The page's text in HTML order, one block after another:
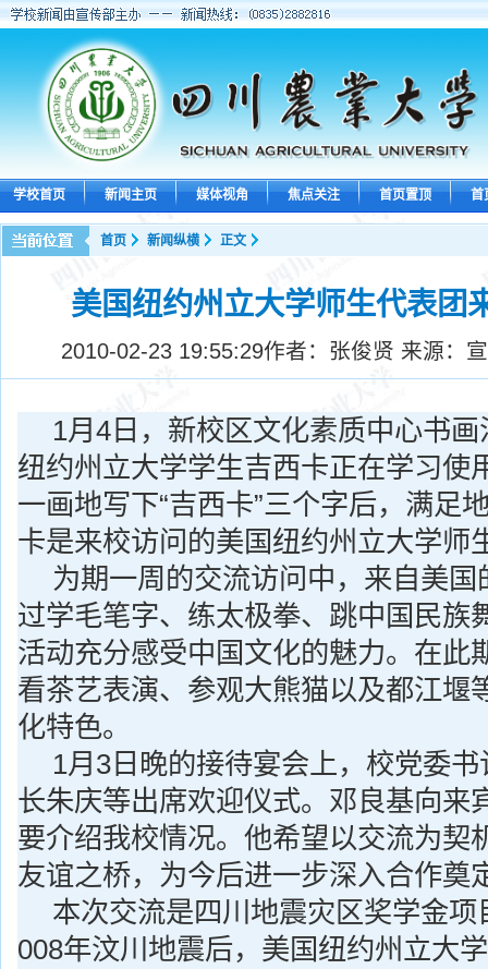
学校首页 新闻主页 媒体视角 焦点关注 首页置顶 首
首页 新闻纵横 正文
美国纽约州立大学师生代表团
2010-02-23 19:55:29作者：张俊贤 来源：
1月4日 ，新校区文化素质中心书
纽约州立大学学生吉西卡正在学习使
一画地写下“吉西卡”三个字后，满足
卡是来校访问的美国纽约州立大学师
为期一周的交流访问中，来自美国
过学毛笔字、练太极拳、跳中国民族
活动充分感受中国文化的魅力。在此
看茶艺表演、参观大熊猫以及都江堰
化特色。
1月3日 晚的接待宴会上，校党委
长朱庆等出席欢迎仪式。邓良基向来
要介绍我校情况。他希望以交流为契
友谊之桥，为今后进一步深入合作奠
本次交流是四川地震灾区奖学金项
008年汶川地震后，美国纽约州立大